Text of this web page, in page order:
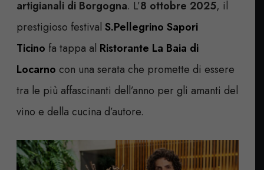
artigianali di Borgogna. L’8 ottobre 2025, il
prestigioso festival S.Pellegrino Sapori
Ticino fa tappa al Ristorante La Baia di
Locarno con una serata che promette di essere
tra le più affascinanti dell’anno per gli amanti del
vino e della cucina d’autore.